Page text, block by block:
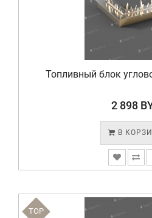
Топливный блок
2 898
В
TOP